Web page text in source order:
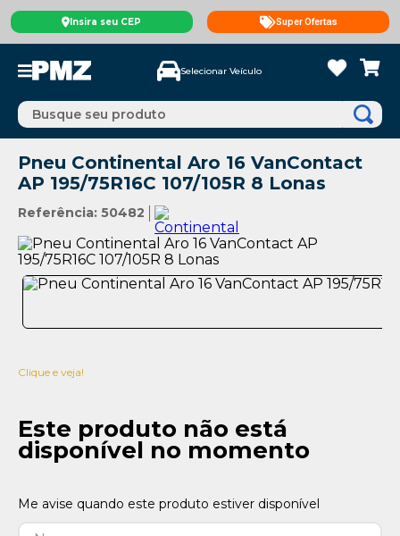
Insira seu CEP Super Ofertas
Selecionar Veículo
Busque seu produto
Pneu Continental Aro 16 VanContact
AP 195/75R16C 107/105R 8 Lonas
Referência: 50482
Clique e veja!
Este produto não está
disponível no momento